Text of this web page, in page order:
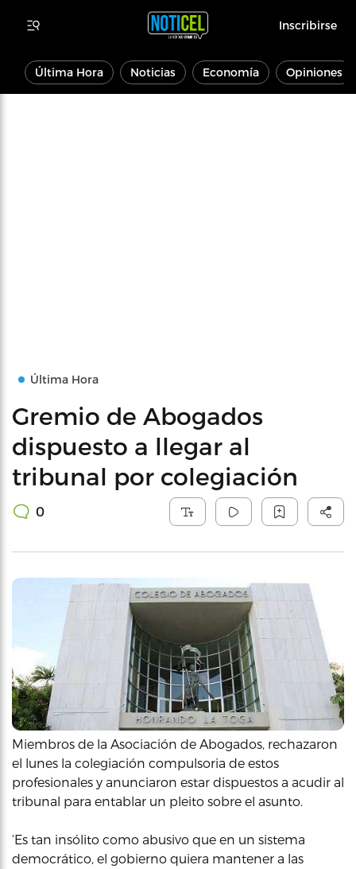
Inscribirse
Última Hora Noticias Economía Opiniones
Última Hora
Gremio de Abogados
dispuesto a llegar al
tribunal por colegiación
0
Miembros de la Asociación de Abogados, rechazaron
el lunes la colegiación compulsoria de estos
profesionales y anunciaron estar dispuestos a acudir al
tribunal para entablar un pleito sobre el asunto.
‘Es tan insólito como abusivo que en un sistema
democrático, el gobierno quiera mantener a las